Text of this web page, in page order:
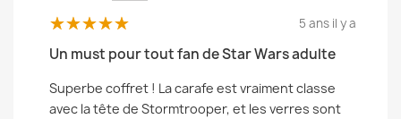
5 ans il y a
Un must pour tout fan de Star Wars adulte
Superbe coffret ! La carafe est vraiment classe
avec la tête de Stormtrooper, et les verres sont